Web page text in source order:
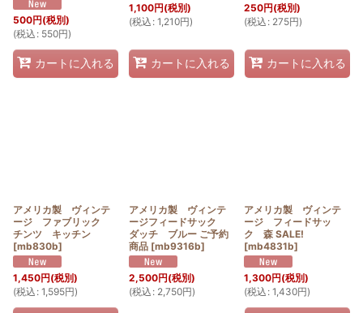
500円(税別)
(税込 : 550円)
カートに入れる
1,100円(税別)
(税込 : 1,210円)
カートに入れる
250円(税別)
(税込 : 275円)
カートに入れる
アメリカ製 ヴィンテ
ージ ファブリック
チンツ キッチン
[mb830b]
1,450円(税別)
(税込 : 1,595円)
アメリカ製 ヴィンテ
ージフィードサック
ダッチ ブルー ご予約
商品 [mb9316b]
2,500円(税別)
(税込 : 2,750円)
アメリカ製 ヴィンテ
ージ フィードサッ
ク 森 SALE!
[mb4831b]
1,300円(税別)
(税込 : 1,430円)